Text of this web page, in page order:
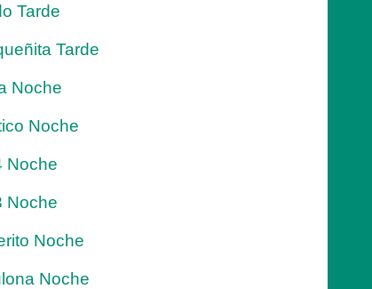
Tarde
Tarde
Noche
Noche
Noche
Noche
Noche
Noche